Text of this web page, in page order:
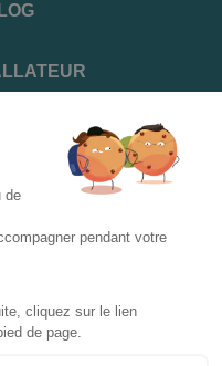
VENTE
OFFICIELS